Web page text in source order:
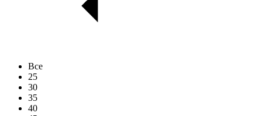
Все
25
30
35
40